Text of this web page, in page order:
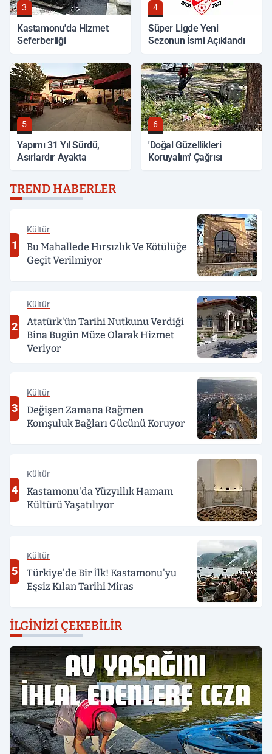
3
Kastamonu'da Hizmet
Seferberliği
4
Süper Ligde Yeni
Sezonun İsmi Açıklandı
5
Yapımı 31 Yıl Sürdü,
Asırlardır Ayakta
6
'Doğal Güzellikleri
Koruyalım' Çağrısı
TREND HABERLER
1
Kültür
Bu Mahallede Hırsızlık Ve Kötülüğe
Geçit Verilmiyor
2
Kültür
Atatürk'ün Tarihi Nutkunu Verdiği
Bina Bugün Müze Olarak Hizmet
Veriyor
3
Kültür
Değişen Zamana Rağmen
Komşuluk Bağları Gücünü Koruyor
4
Kültür
Kastamonu'da Yüzyıllık Hamam
Kültürü Yaşatılıyor
5
Kültür
Türkiye'de Bir İlk! Kastamonu'yu
Eşsiz Kılan Tarihi Miras
İLGINIZI ÇEKEBILIR